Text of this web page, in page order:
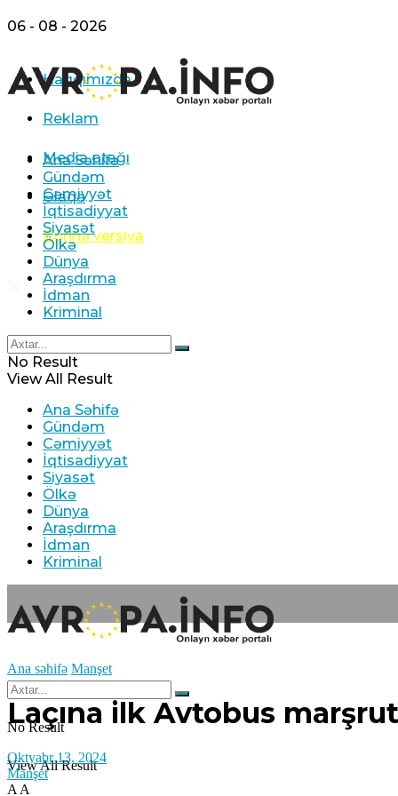
06 - 08 - 2026
Haqqımızda
Reklam
Media otağı
Əlaqə
Köhnə versiya
Ana Səhifə
Gündəm
Cəmiyyət
İqtisadiyyat
Siyasət
Ölkə
Dünya
Araşdırma
İdman
Kriminal
No Result
View All Result
Ana Səhifə
Gündəm
Cəmiyyət
İqtisadiyyat
Siyasət
Ölkə
Dünya
Araşdırma
İdman
Kriminal
No Result
View All Result
Ana səhifə Manşet
Laçına ilk Avtobus
Oktyabr 13, 2024
Manşet
A A